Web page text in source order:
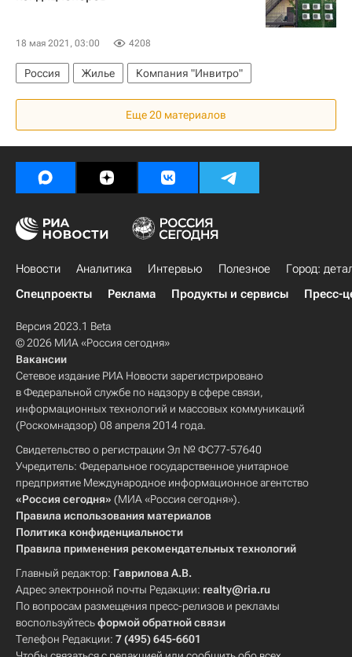
18 мая 2021, 03:00 4208
Россия Жилье Компания "Инвитро"
Еще 20 материалов
Новости Аналитика Интервью Полезное
Город:
Спецпроекты
Реклама Продукты и сервисы Пресс-
Версия 2023.1 Beta
© 2026 МИА «Россия сегодня»
Вакансии
Сетевое издание РИА Новости зарегистрировано
в Федеральной службе по надзору в сфере связи,
информационных технологий и массовых коммуникаций
(Роскомнадзор) 08 апреля 2014 года.
Свидетельство о регистрации Эл № ФС77-57640
Учредитель: Федеральное государственное унитарное
предприятие Международное информационное агентство
«Россия сегодня» (МИА «Россия сегодня»).
Правила использования материалов
Политика конфиденциальности
Правила применения рекомендательных технологий
Главный редактор: Гаврилова А.В.
Адрес электронной почты Редакции: realty@ria.ru
По вопросам размещения пресс-релизов и рекламы
воспользуйтесьформой обратной связи
Телефон Редакции: 7 (495) 645-6601